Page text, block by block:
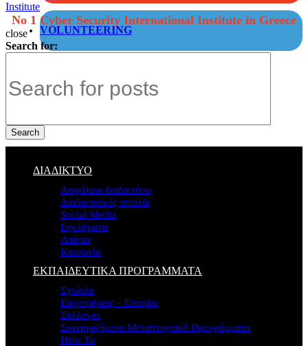
VOLUNTEERING
No 1 Cyber Security International Institute in Greece
close
Search for:
Search
ΔΙΑΔΙΚΤΥΟ
Ασφάλεια διαδικτύου
Διαδικτυακές απειλές
Social Media
Εγκλήματα
Απάτες
Κοινωνία
ΕΚΠΑΙΔΕΥΤΙΚΑ ΠΡΟΓΡΑΜΜΑΤΑ
Σχολεία
Επιχειρήσεις – Εταιρίες
Σύλλογοι
Συνεργαζόμενα Μεταπτυχιακά Προγράμματα
How To